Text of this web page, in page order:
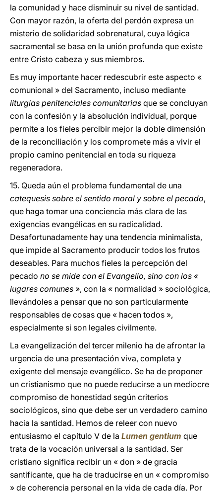
la comunidad y hace disminuir su nivel de santidad.
Con mayor razón, la oferta del perdón expresa un
misterio de solidaridad sobrenatural, cuya lógica
sacramental se basa en la unión profunda que existe
entre Cristo cabeza y sus miembros.
Es muy importante hacer redescubrir este aspecto «
comunional » del Sacramento, incluso mediante
liturgias penitenciales comunitarias que se concluyan
con la confesión y la absolución individual, porque
permite a los fieles percibir mejor la doble dimensión
de la reconciliación y los compromete más a vivir el
propio camino penitencial en toda su riqueza
regeneradora.
15. Queda aún el problema fundamental de una
catequesis sobre el sentido moral y sobre el pecado,
que haga tomar una conciencia más clara de las
exigencias evangélicas en su radicalidad.
Desafortunadamente hay una tendencia minimalista,
que impide al Sacramento producir todos los frutos
deseables. Para muchos fieles la percepción del
pecado no se mide con el Evangelio, sino con los «
lugares comunes », con la « normalidad » sociológica,
llevándoles a pensar que no son particularmente
responsables de cosas que « hacen todos »,
especialmente si son legales civilmente.
La evangelización del tercer milenio ha de afrontar la
urgencia de una presentación viva, completa y
exigente del mensaje evangélico. Se ha de proponer
un cristianismo que no puede reducirse a un mediocre
compromiso de honestidad según criterios
sociológicos, sino que debe ser un verdadero camino
hacia la santidad. Hemos de releer con nuevo
entusiasmo el capítulo V de la Lumen gentium que
trata de la vocación universal a la santidad. Ser
cristiano significa recibir un « don » de gracia
santificante, que ha de traducirse en un « compromiso
» de coherencia personal en la vida de cada día. Por